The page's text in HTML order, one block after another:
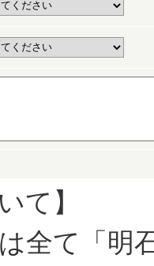
て】
全て「明